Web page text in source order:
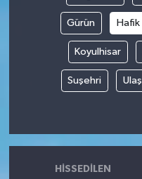
Gürün Hafik
Koyulhisar
Suşehri Ulaş
HISSEDILEN